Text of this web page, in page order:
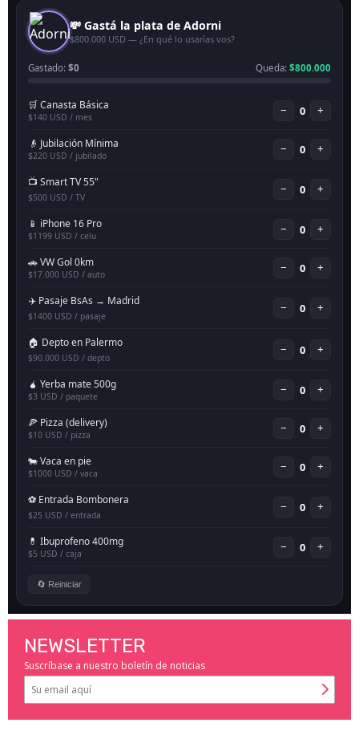
NEWSLETTER
Suscríbase a nuestro boletín de noticias